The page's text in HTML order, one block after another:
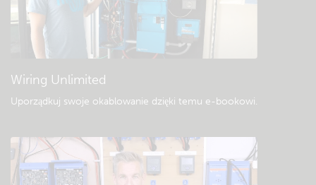
Ogólne pliki do pobrania i dokumentacja
Wiring Unlimited
Uporządkuj swoje okablowanie dzięki temu e-bookowi.